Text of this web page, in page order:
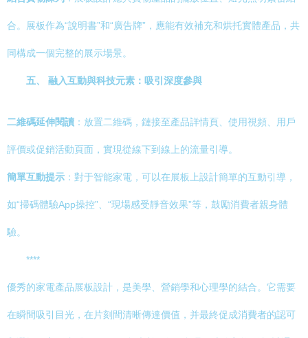
合。展板作為“說明書”和“廣告牌”，應能有效補充和烘托實體產品，共
同構成一個完整的展示場景。
五、 融入互動與科技元素：吸引深度參與
二維碼延伸閱讀 ：放置二維碼，鏈接至產品詳情頁、使用視頻、用戶
評價或促銷活動頁面，實現從線下到線上的流量引導。
簡單互動提示 ：對于智能家電，可以在展板上設計簡單的互動引導，
如“掃碼體驗App操控”、“現場感受靜音效果”等，鼓勵消費者親身體
驗。
****
優秀的家電產品展板設計，是美學、營銷學和心理學的結合。它需要
在瞬間吸引目光，在片刻間清晰傳達價值，并最終促成消費者的認可